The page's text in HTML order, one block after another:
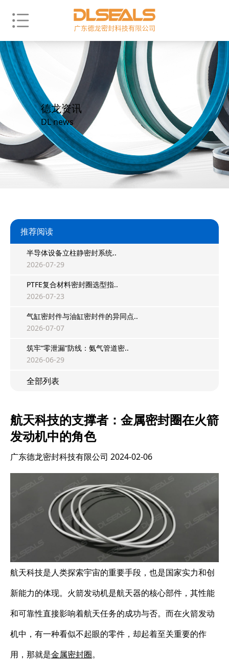
德龙资讯
DL news
推荐阅读
半导体设备立柱静密封系统..
2026-07-29
PTFE复合材料密封圈选型指..
2026-07-23
气缸密封件与油缸密封件的异同点..
2026-07-07
筑牢“零泄漏”防线：氨气管道密..
2026-06-29
全部列表
航天科技的支撑者：金属密封圈在火箭
发动机中的角色
广东德龙密封科技有限公司 2024-02-06
航天科技是人类探索宇宙的重要手段，也是国家实力和创
新能力的体现。火箭发动机是航天器的核心部件，其性能
和可靠性直接影响着航天任务的成功与否。而在火箭发动
机中，有一种看似不起眼的零件，却起着至关重要的作
用，那就是金属密封圈。